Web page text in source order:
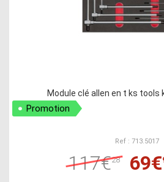
Module clé allen en t ks tools
Promotion
Ref : 713.5017
117€28 69€